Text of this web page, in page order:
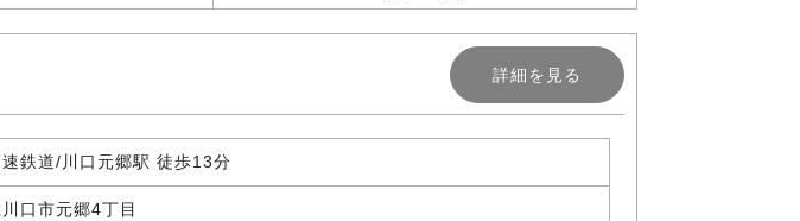
詳細を見る
鉄道/川口元郷駅 徒歩13分
口市元郷4丁目